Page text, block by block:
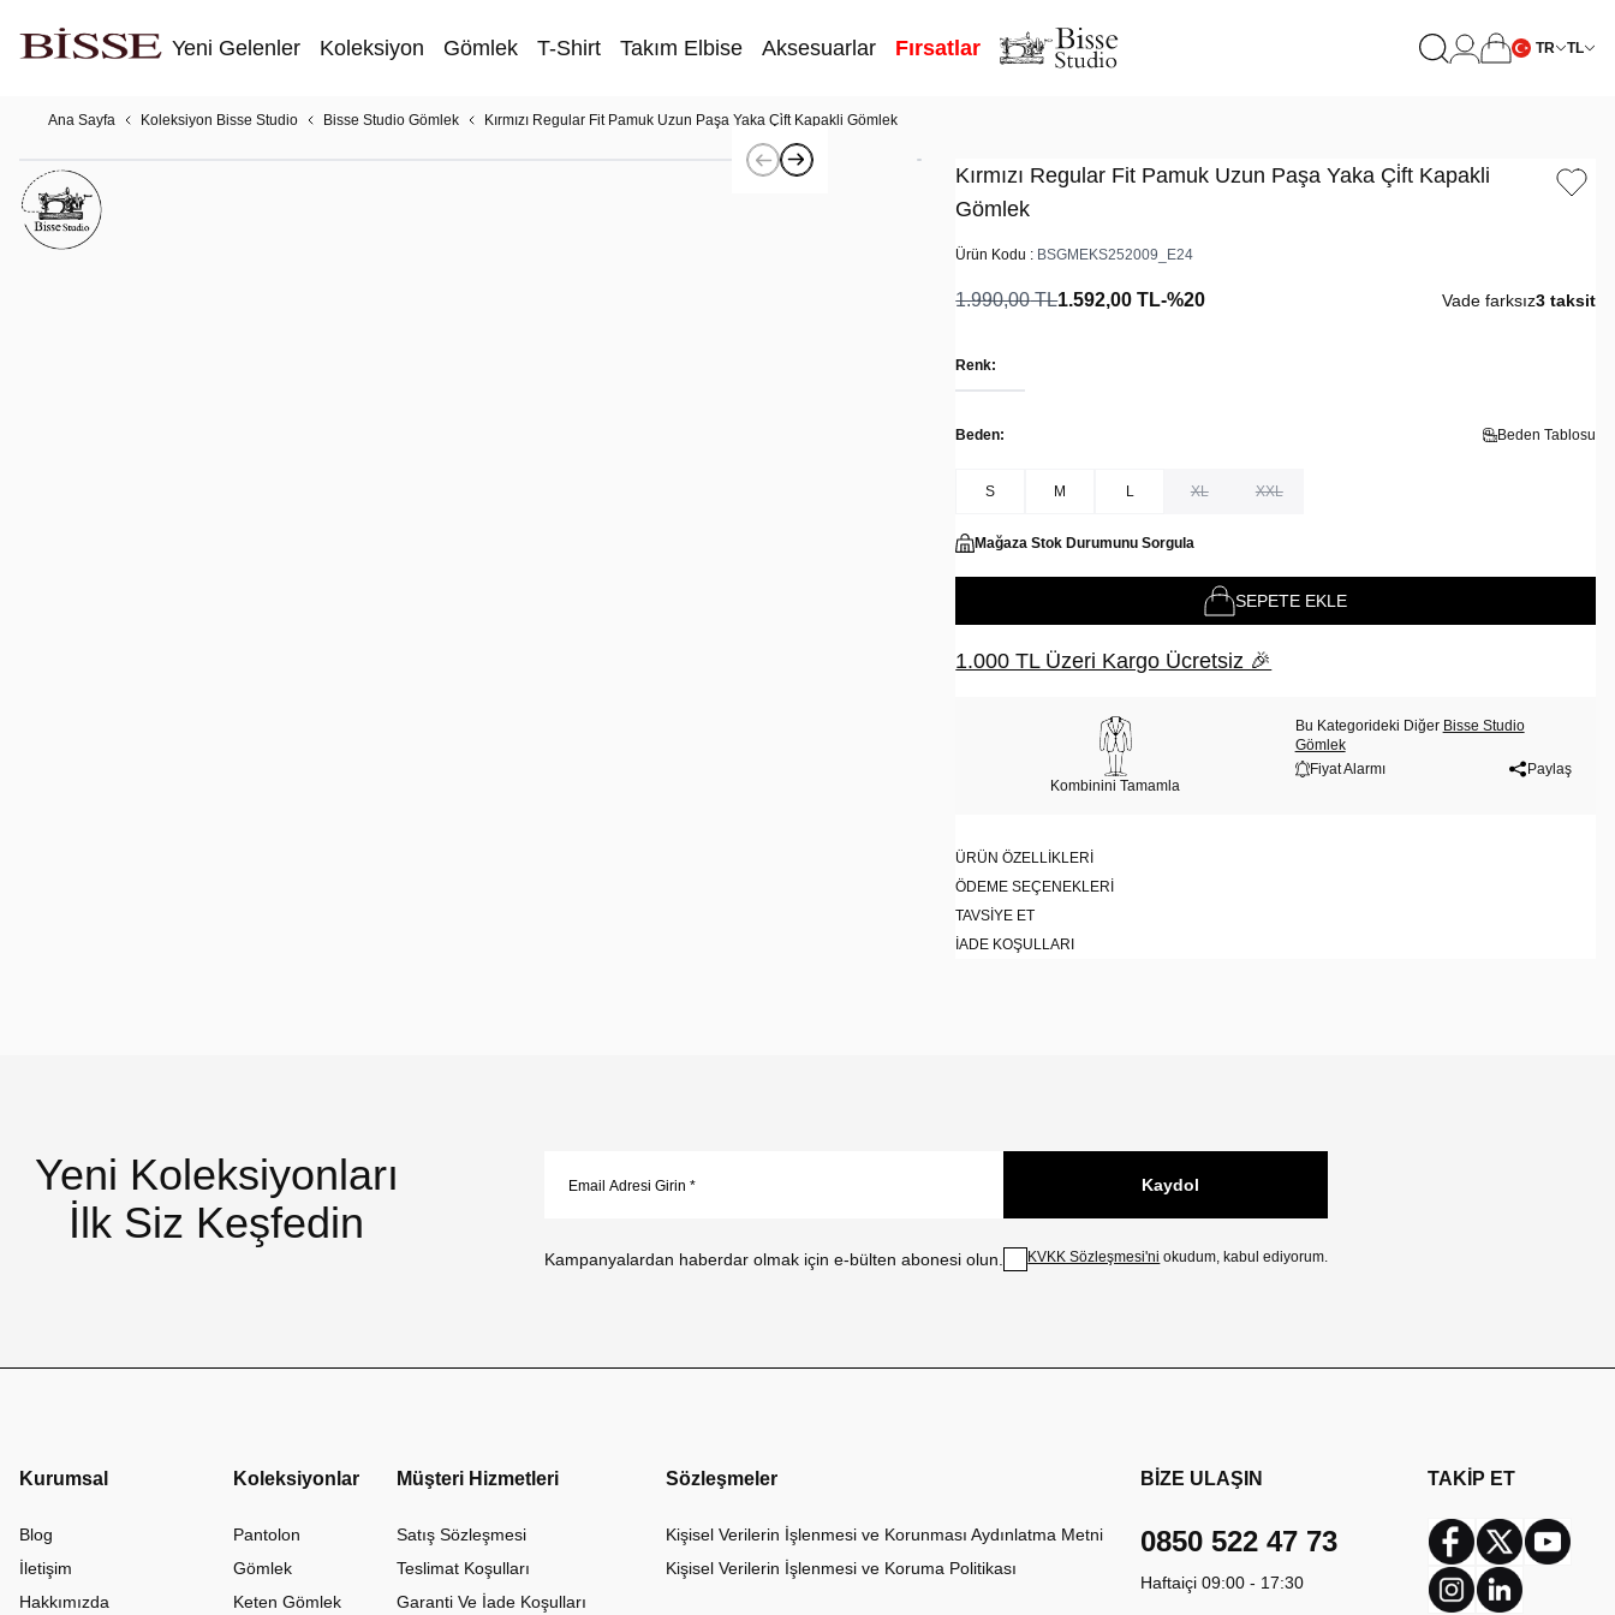
Yeni Gelenler Koleksiyon Gömlek T-Shirt Takım Elbise Aksesuarlar Fırsatlar TR TL
Ana Sayfa Koleksiyon Bisse Studio Bisse Studio Gömlek Kırmızı Regular Fit Pamuk Uzun Paşa Yaka Çi̇ft Kapakli Gömlek
Kırmızı Regular Fit Pamuk Uzun Paşa Yaka Çi̇ft Kapakli
Gömlek
Ürün Kodu : BSGMEKS252009_E24
1.990,00TL1.592,00 TL-%20 Vade farksız3 taksit
Renk:
Beden: Beden Tablosu
S M L XL XXL
Mağaza Stok Durumunu Sorgula
SEPETE EKLE
1.000 TL Üzeri Kargo Ücretsiz 🎉
Kombinini Tamamla
Bu Kategorideki Diğer Bisse Studio
Gömlek
Fiyat Alarmı
Paylaş
ÜRÜN ÖZELLIKLERI
ÖDEME SEÇENEKLERI
TAVSIYE ET
İADE KOŞULLARI
Yeni Koleksiyonları
İlk Siz Keşfedin
Kampanyalardan haberdar olmak için e-bülten abonesi olun.
Kaydol
KVKK Sözleşmesi'ni okudum, kabul ediyorum.
Kurumsal
Blog
İletişim
Hakkımızda
Koleksiyonlar
Pantolon
Gömlek
Keten Gömlek
Müşteri Hizmetleri
Satış Sözleşmesi
Teslimat Koşulları
Garanti Ve İade Koşulları
Sözleşmeler
Kişisel Verilerin İşlenmesi ve Korunması Aydınlatma Metni
Kişisel Verilerin İşlenmesi ve Koruma Politikası
BİZE ULAŞIN
0850 522 47 73
Haftaiçi 09:00 - 17:30
TAKİP ET
Facebook
Twitter
InstagramLinkedin